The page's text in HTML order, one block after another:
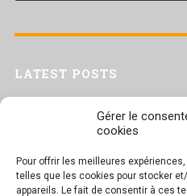
Gérer le
cookies
Pour offrir les meilleures
telles que les cookies pour stocker
appareils. Le fait de consentir à ces
LATEST POSTS
Trac confédéral sur les situations
Séance plénière du CESER du 23
Tract UD 25 — Une nouvelle